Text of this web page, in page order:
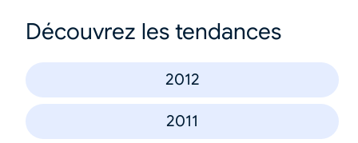
Découvrez les tendances
2012
2011